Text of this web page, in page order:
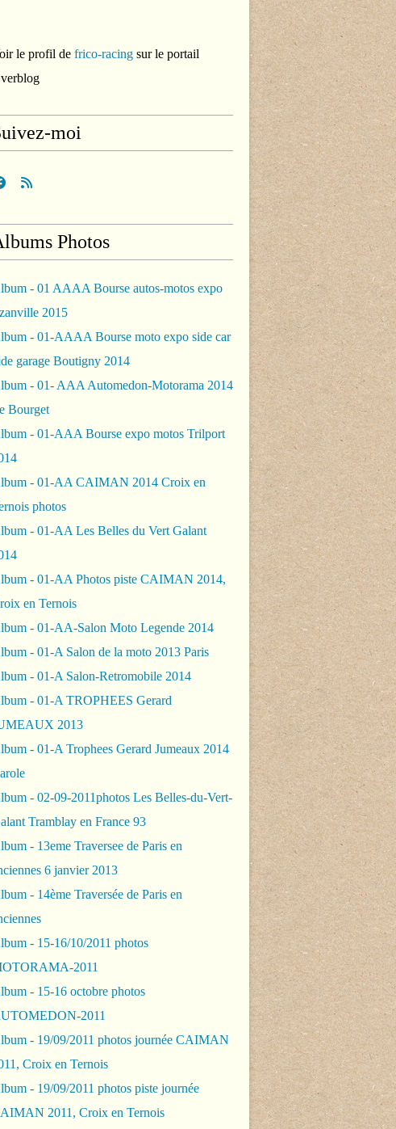
le profil de frico-racing sur le portail
moi
Photos
- 01 AAAA Bourse autos-motos expo
2015
- 01-AAAA Bourse moto expo side car
garage Boutigny 2014
- 01- AAA Automedon-Motorama 2014
Bourget
- 01-AAA Bourse expo motos Trilport
- 01-AA CAIMAN 2014 Croix en
photos
- 01-AA Les Belles du Vert Galant
- 01-AA Photos piste CAIMAN 2014,
en Ternois
- 01-AA-Salon Moto Legende 2014
- 01-A Salon de la moto 2013 Paris
- 01-A Salon-Retromobile 2014
- 01-A TROPHEES Gerard
2013
- 01-A Trophees Gerard Jumeaux 2014
- 02-09-2011photos Les Belles-du-Vert-
Tramblay en France 93
- 13eme Traversee de Paris en
6 janvier 2013
- 14ème Traversée de Paris en
- 15-16/10/2011 photos
2011
- 15-16 octobre photos
2011
- 19/09/2011 photos journée CAIMAN
Croix en Ternois
- 19/09/2011 photos piste journée
2011, Croix en Ternois